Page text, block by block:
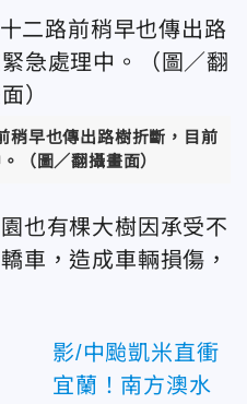
稍早也傳出路樹折斷，目前
（圖／翻攝畫面）
也有棵大樹因承受不
車，造成車輛損傷，
影/中颱凱米直衝
宜蘭！南方澳水